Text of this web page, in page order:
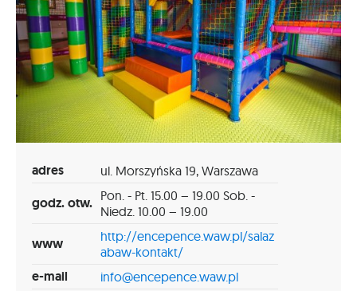
adres ul. Morszyńska 19, Warszawa
godz. otw. Pon. - Pt. 15.00 – 19.00 Sob. -
Niedz. 10.00 – 19.00
www
http://encepence.waw.pl/salaz
abaw-kontakt/
e-mail info@encepence.waw.pl